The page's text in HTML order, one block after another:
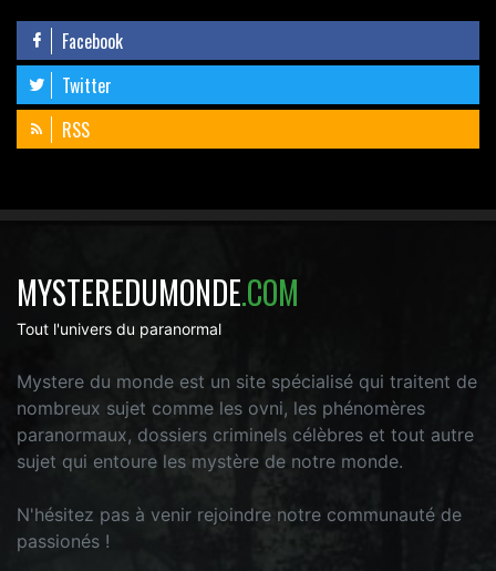
Facebook
Twitter
RSS
MYSTEREDUMONDE.COM
Tout l'univers du paranormal
Mystere du monde est un site spécialisé qui traitent de
nombreux sujet comme les ovni, les phénomères
paranormaux, dossiers criminels célèbres et tout autre
sujet qui entoure les mystère de notre monde.
N'hésitez pas à venir rejoindre notre communauté de
passionés !